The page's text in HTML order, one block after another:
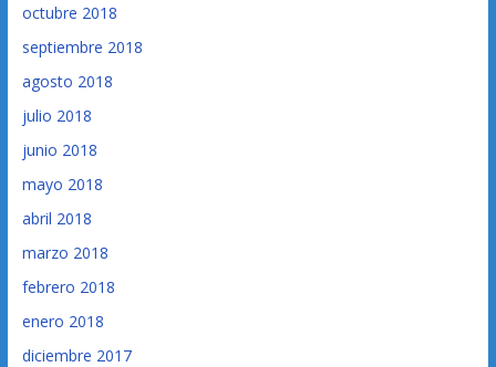
octubre 2018
septiembre 2018
agosto 2018
julio 2018
junio 2018
mayo 2018
abril 2018
marzo 2018
febrero 2018
enero 2018
diciembre 2017